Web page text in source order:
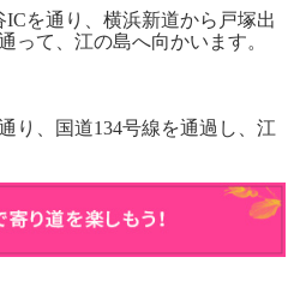
ICを通り、横浜新道から戸塚出
って、江の島へ向かいます。
り、国道134号線を通過し、江